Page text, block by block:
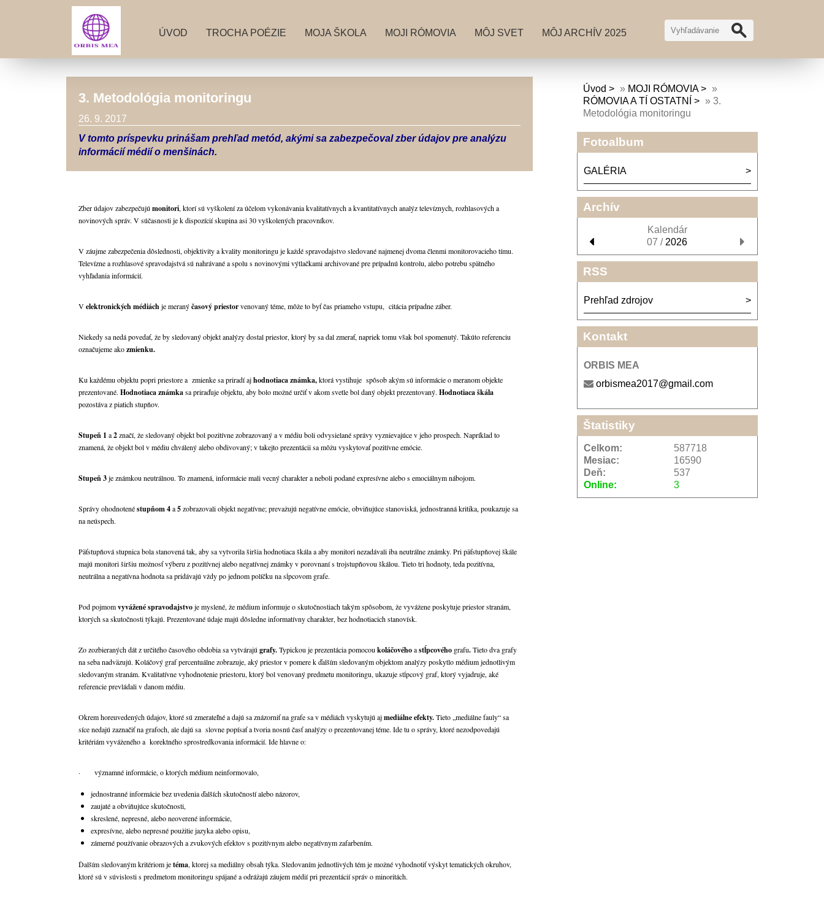
ÚVOD TROCHA POÉZIE MOJA ŠKOLA MOJI RÓMOVIA MÔJ SVET MÔJ ARCHÍV 2025
3. Metodológia monitoringu
26. 9. 2017
V tomto príspevku prinášam prehľad metód, akými sa zabezpečoval zber údajov pre analýzu
informácií médií o menšinách.
Zber údajov zabezpečujú monitori, ktorí sú vyškolení za účelom vykonávania kvalitatívnych a kvantitatívnych analýz televíznych, rozhlasových a
novinových správ. V súčasnosti je k dispozícií skupina asi 30 vyškolených pracovníkov.
V záujme zabezpečenia dôslednosti, objektivity a kvality monitoringu je každé spravodajstvo sledované najmenej dvoma členmi monitorovacieho tímu.
Televízne a rozhlasové spravodajstvá sú nahrávané a spolu s novinovými výtlačkami archivované pre prípadnú kontrolu, alebo potrebu spätného
vyhľadania informácií.
Velektronických médiách je meranýčasový priestorvenovaný téme, môže to byť čas priameho vstupu, citácia prípadne záber.
Niekedy sa nedá povedať, že by sledovaný objekt analýzy dostal priestor, ktorý by sa dal zmerať, napriek tomu však bol spomenutý. Takúto referenciu
označujeme akozmienku.
Ku každému objektu popri priestore a zmienke sa priradí ajhodnotiaca známka,ktorá vystihuje spôsob akým sú informácie o meranom objekte
prezentované. Hodnotiaca známkasa priraďuje objektu, aby bolo možné určiť v akom svetle bol daný objekt prezentovaný. Hodnotiaca škála
pozostáva z piatich stupňov.
Stupeň 1 a2značí, že sledovaný objekt bol pozitívne zobrazovaný a v médiu boli odvysielané správy vyznievajúce v jeho prospech. Napríklad to
znamená, že objekt bol v médiu chválený alebo obdivovaný; v takejto prezentácii sa môžu vyskytovať pozitívne emócie.
Stupeň 3je známkou neutrálnou. To znamená, informácie mali vecný charakter a neboli podané expresívne alebo s emociálnym nábojom.
Správy ohodnotenéstupňom 4a5zobrazovali objekt negatívne; prevažujú negatívne emócie, obviňujúce stanoviská, jednostranná kritika, poukazuje sa
na neúspech.
Päťstupňová stupnica bola stanovená tak, aby sa vytvorila širšia hodnotiaca škála a aby monitori nezadávali iba neutrálne známky. Pri päťstupňovej škále
majú monitori širšiu možnosť výberu z pozitívnej alebo negatívnej známky v porovnaní s trojstupňovou škálou. Tieto tri hodnoty, teda pozitívna,
neutrálna a negatívna hodnota sa pridávajú vždy po jednom políčku na sĺpcovom grafe.
Pod pojmomvyvážené spravodajstvoje myslené, že médium informuje o skutočnostiach takým spôsobom, že vyvážene poskytuje priestor stranám,
ktorých sa skutočnosti týkajú. Prezentované údaje majú dôsledne informatívny charakter, bez hodnotiacich stanovísk.
Zo zozbieraných dát z určitého časového obdobia sa vytvárajú grafy.Typickou je prezentácia pomocou koláčovéhoastĺpcového grafu.Tieto dva grafy
na seba nadväzujú. Koláčový graf percentuálne zobrazuje, aký priestor v pomere k ďalším sledovaným objektom analýzy poskytlo médium jednotlivým
sledovaným stranám. Kvalitatívne vyhodnotenie priestoru, ktorý bol venovaný predmetu monitoringu, ukazuje stĺpcový graf, ktorý vyjadruje, aké
referencie prevládali v danom médiu.
Okrem horeuvedených údajov, ktoré sú zmerateľné a dajú sa znázorniť na grafe sa v médiách vyskytujú ajmediálne efekty.Tieto „mediálne fauly“ sa
síce nedajú zaznačiť na grafoch, ale dajú sa slovne popísať a tvoria nosnú časť analýzy o prezentovanej téme. Ide tu o správy, ktoré nezodpovedajú
kritériám vyváženého a korektného sprostredkovania informácií. Ide hlavne o:
· významné informácie, o ktorých médium neinformovalo,
jednostranné informácie bez uvedenia ďalších skutočností alebo názorov,
zaujaté a obviňujúce skutočnosti,
skreslené, nepresné, alebo neoverené informácie,
expresívne, alebo nepresné použitie jazyka alebo opisu,
zámerné používanie obrazových a zvukových efektov s pozitívnym alebo negatívnym zafarbením.
Ďalším sledovaným kritériom jetéma, ktorej sa mediálny obsah týka. Sledovaním jednotlivých tém je možné vyhodnotiť výskyt tematických okruhov,
ktoré sú v súvislosti s predmetom monitoringu spájané a odrážajú záujem médií pri prezentácií správ o minoritách.
Úvod » MOJI RÓMOVIA
»
RÓMOVIA A TÍ OSTATNÍ
» 3.
Metodológia monitoringu
Fotoalbum
GALÉRIA
Archív
Kalendár
07 / 2026
RSS
Prehľad zdrojov
Kontakt
ORBIS MEA
orbismea2017@gmail.com
Štatistiky
Online: 3
Celkom:
587718
Mesiac:
16590
Deň:
537